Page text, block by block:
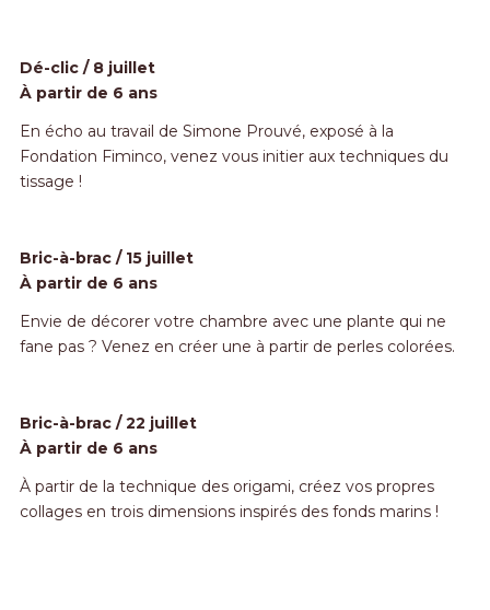
Dé-clic / 8 juillet
À partir de 6 ans
En écho au travail de Simone Prouvé, exposé à la
Fondation Fiminco, venez vous initier aux techniques du
tissage !
Bric-à-brac / 15 juillet
À partir de 6 ans
Envie de décorer votre chambre avec une plante qui ne
fane pas ? Venez en créer une à partir de perles colorées.
Bric-à-brac / 22 juillet
À partir de 6 ans
À partir de la technique des origami, créez vos propres
collages en trois dimensions inspirés des fonds marins !